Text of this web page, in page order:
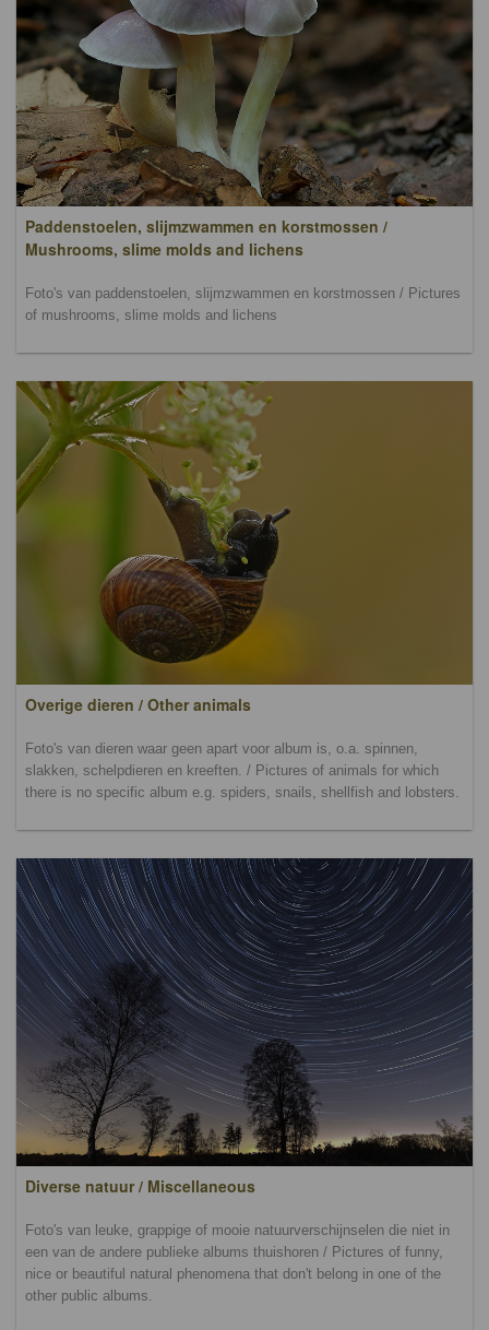
Paddenstoelen, slijmzwammen en korstmossen /
Mushrooms, slime molds and lichens
Foto's van paddenstoelen, slijmzwammen en korstmossen / Pictures
of mushrooms, slime molds and lichens
Overige dieren / Other animals
Foto's van dieren waar geen apart voor album is, o.a. spinnen,
slakken, schelpdieren en kreeften. / Pictures of animals for which
there is no specific album e.g. spiders, snails, shellfish and lobsters.
Diverse natuur / Miscellaneous
Foto's van leuke, grappige of mooie natuurverschijnselen die niet in
een van de andere publieke albums thuishoren / Pictures of funny,
nice or beautiful natural phenomena that don't belong in one of the
other public albums.